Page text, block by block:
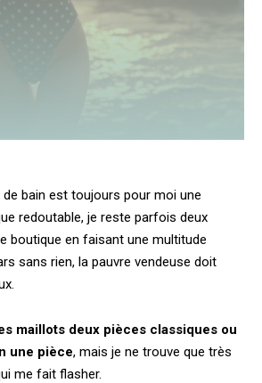
de bain est toujours pour moi une
redoutable, je reste parfois deux
boutique en faisant une multitude
sans rien, la pauvre vendeuse doit
maillots deux pièces classiques ou
une pièce, mais je ne trouve que très
me fait flasher.